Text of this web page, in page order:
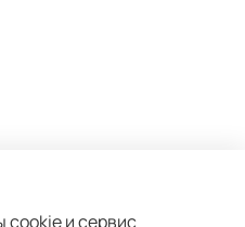
cookie и сервис